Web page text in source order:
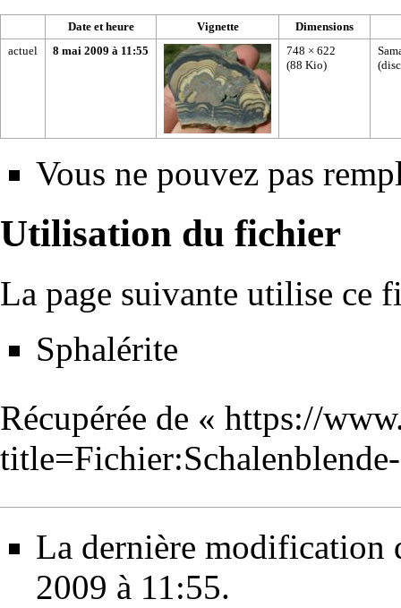
Date et heure Vignette
Dimensions
actuel
8 mai 2009 à 11:55
748 × 622
(88 Kio)
(
Vous ne pouvez pas
Utilisation du fichier
La page suivante utilise ce
Sphalérite
Récupérée de « https://
La dernière modification
2009 à 11:55.